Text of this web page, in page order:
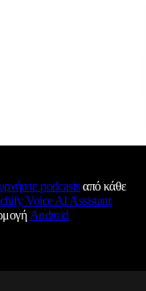
podcastsαπό κάθε
Voice AI Assistant
Android